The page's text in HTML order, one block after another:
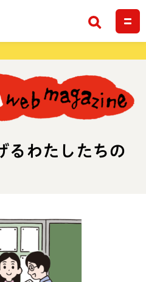
検索
るわたしたちの